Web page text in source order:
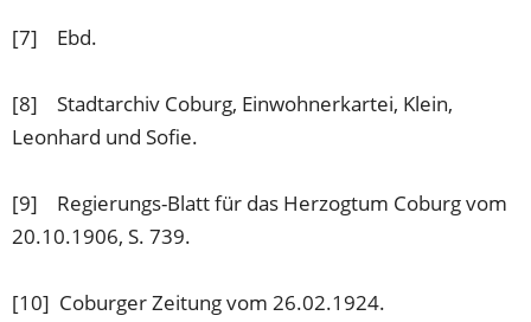
[7] Ebd.
[8] Stadtarchiv Coburg, Einwohnerkartei, Klein,
Leonhard und Sofie.
[9] Regierungs-Blatt für das Herzogtum Coburg vom
20.10.1906, S. 739.
[10] Coburger Zeitung vom 26.02.1924.